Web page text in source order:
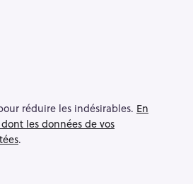
réduire les indésirables. En
les données de vos
.